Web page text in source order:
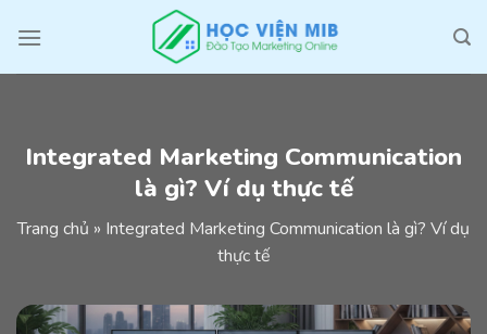
Integrated Marketing Communication
là gì? Ví dụ thực tế
Trang chủ » Integrated Marketing Communication là gì? Ví dụ
thực tế